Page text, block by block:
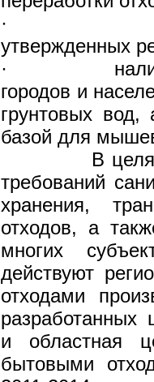
·
утвержденных
· наличие
городов и
грунтовых
базой для
В целях
требований
хранения,
отходов, а
многих
действуют
отходами
разработанных
и областная
бытовыми